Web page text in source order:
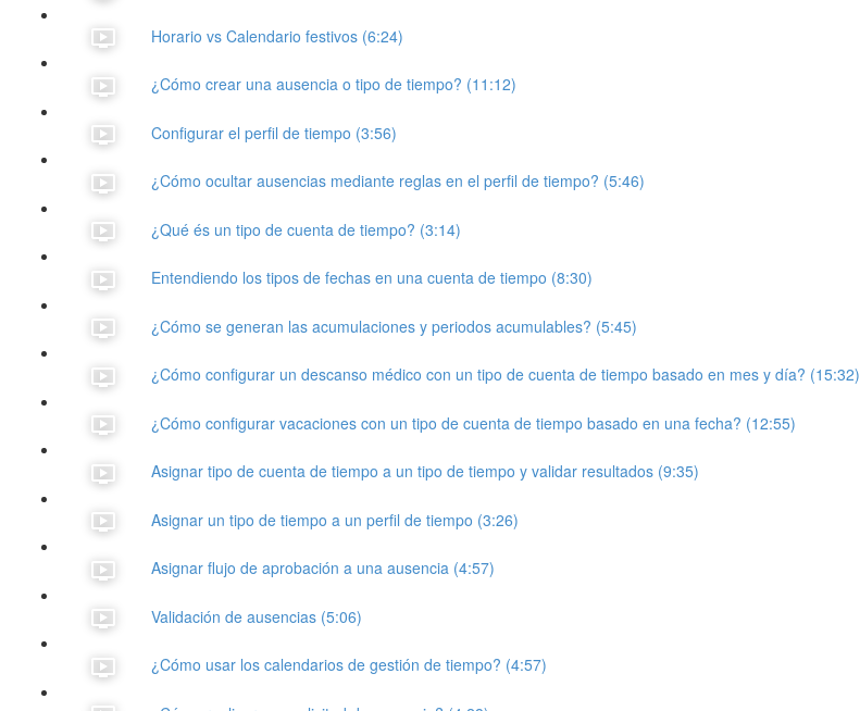
Horario vs Calendario festivos (6:24)
¿Cómo crear una ausencia o tipo de tiempo? (11:12)
Configurar el perfil de tiempo (3:56)
¿Cómo ocultar ausencias mediante reglas en el perfil de tiempo? (5:46)
¿Qué és un tipo de cuenta de tiempo? (3:14)
Entendiendo los tipos de fechas en una cuenta de tiempo (8:30)
¿Cómo se generan las acumulaciones y periodos acumulables? (5:45)
¿Cómo configurar un descanso médico con un tipo de cuenta de tiempo basado en mes y día? (15:32)
¿Cómo configurar vacaciones con un tipo de cuenta de tiempo basado en una fecha? (12:55)
Asignar tipo de cuenta de tiempo a un tipo de tiempo y validar resultados (9:35)
Asignar un tipo de tiempo a un perfil de tiempo (3:26)
Asignar flujo de aprobación a una ausencia (4:57)
Validación de ausencias (5:06)
¿Cómo usar los calendarios de gestión de tiempo? (4:57)